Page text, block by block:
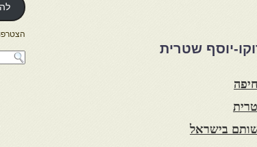
יוסף שטרית
בישראל
הצטרפו ל 239